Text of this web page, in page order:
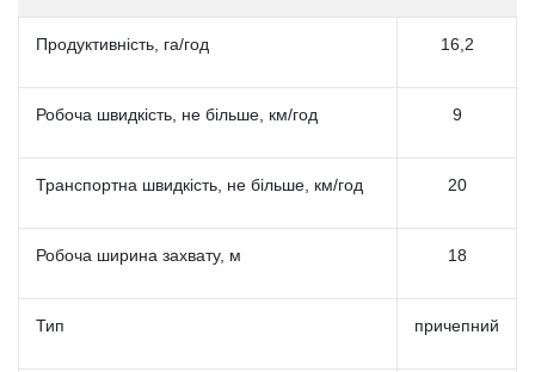
Продуктивність, га/год 16,2
Робоча швидкість, не більше, км/год 9
Транспортна швидкість, не більше, км/год 20
Робоча ширина захвату, м 18
Тип причепний